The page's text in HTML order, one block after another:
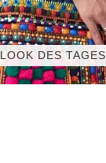
LOOK DES TAGES